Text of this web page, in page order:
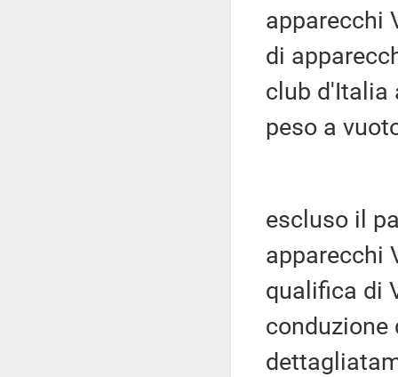
apparecchi
di
club d'Italia
peso a
escluso il
apparecchi
qualifica di